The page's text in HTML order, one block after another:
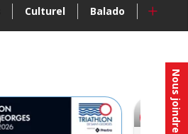
Nous joindre
Culturel Balado +